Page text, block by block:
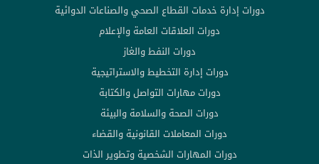
دورات إدارة خدمات القطاع الصحي والصناعات الدوائية
دورات العلاقات العامة والإعلام
دورات النفط والغاز
دورات إدارة التخطيط والاستراتيجية
دورات مهارات التواصل والكتابة
دورات الصحة والسلامة والبيئة
دورات المعاملات القانونية والقضاء
دورات المهارات الشخصية وتطوير الذات